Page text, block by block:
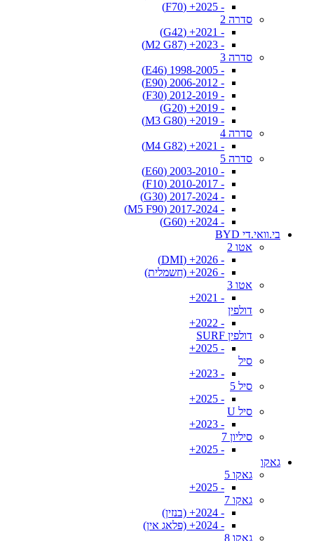
- 2025+ (F70)
סדרה 2
- 2021+ (G42)
- 2023+ (M2 G87)
סדרה 3
- 1998-2005 (E46)
- 2006-2012 (E90)
- 2012-2019 (F30)
- 2019+ (G20)
- 2019+ (M3 G80)
סדרה 4
- 2021+ (M4 G82)
סדרה 5
- 2003-2010 (E60)
- 2010-2017 (F10)
- 2017-2024 (G30)
- 2017-2024 (M5 F90)
- 2024+ (G60)
בי.וואי.די BYD
אטו 2
- 2026+ (DMI)
- 2026+ (חשמלית)
אטו 3
- 2021+
דולפין
- 2022+
דולפין SURF
- 2025+
סיל
- 2023+
סיל 5
- 2025+
סיל U
- 2023+
סיליון 7
- 2025+
גאקו
גאקו 5
- 2025+
גאקו 7
- 2024+ (בנזין)
- 2024+ (פלאג אין)
גאקו 8